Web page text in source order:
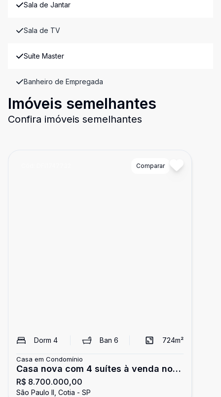
Sala de Jantar
Sala de TV
Suíte Master
Banheiro de Empregada
Imóveis semelhantes
Confira imóveis semelhantes
Comparar
Dorm 4 Ban 6 724m²
Casa em Condomínio
Casa nova com 4 suítes à venda no
São Paulo II, Cotia!!
R$ 8.700.000,00
São Paulo II, Cotia - SP